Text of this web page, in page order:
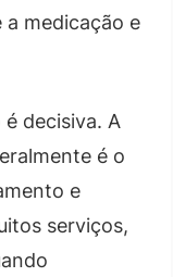
medicação e
decisiva. A
é o
e
serviços,